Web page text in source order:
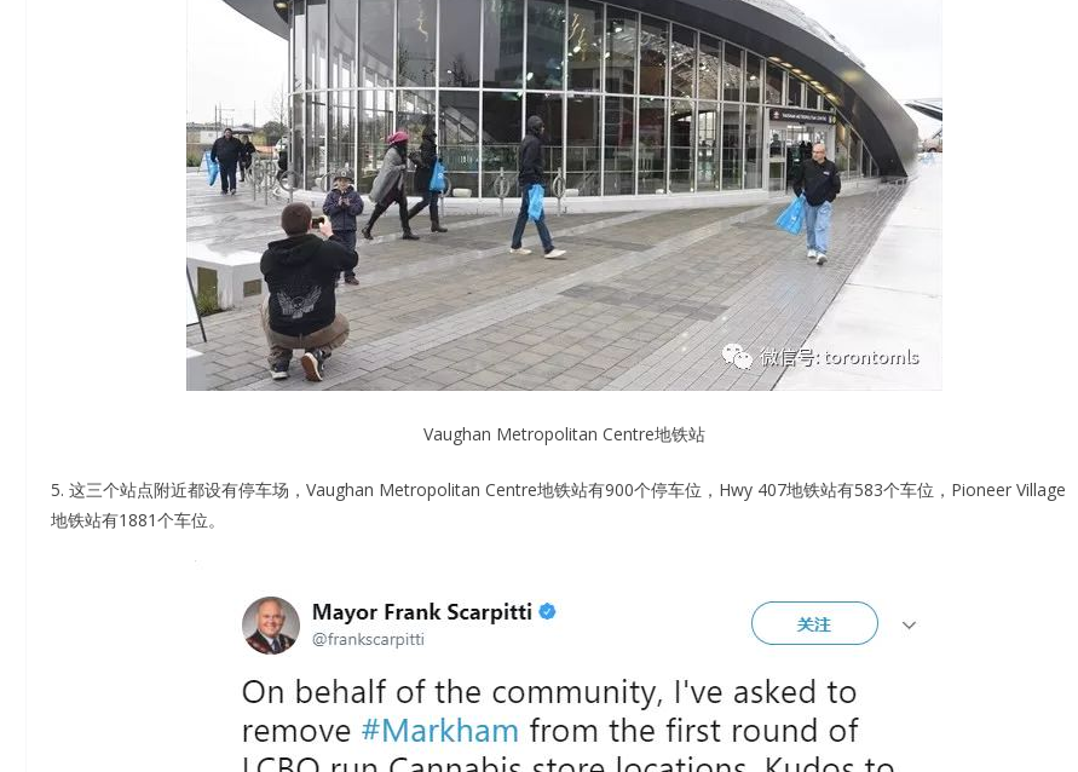
Vaughan Metropolitan Centre地铁站
5. 这三个站点附近都设有停车场，Vaughan Metropolitan Centre地铁站有900个停车位，Hwy 407地铁站有583个车位，Pioneer Village
地铁站有1881个车位。